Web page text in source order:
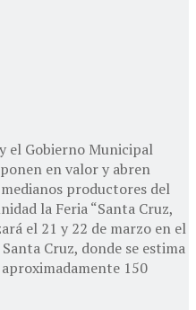
el Gobierno Municipal
en valor y abren
productores del
la Feria “Santa Cruz,
el 21 y 22 de marzo en el
Cruz, donde se estima
150